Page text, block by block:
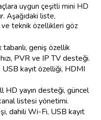
uygun çeşitli mini HD
Aşağıdaki liste,
ve teknik özellikleri göz
tabanlı, geniş özellik
PVR ve IP TV desteği.
USB kayıt özelliği, HDMI
HD yayın desteği, güncel
listesi yönetimi.
dahili Wi-Fi, USB kayıt